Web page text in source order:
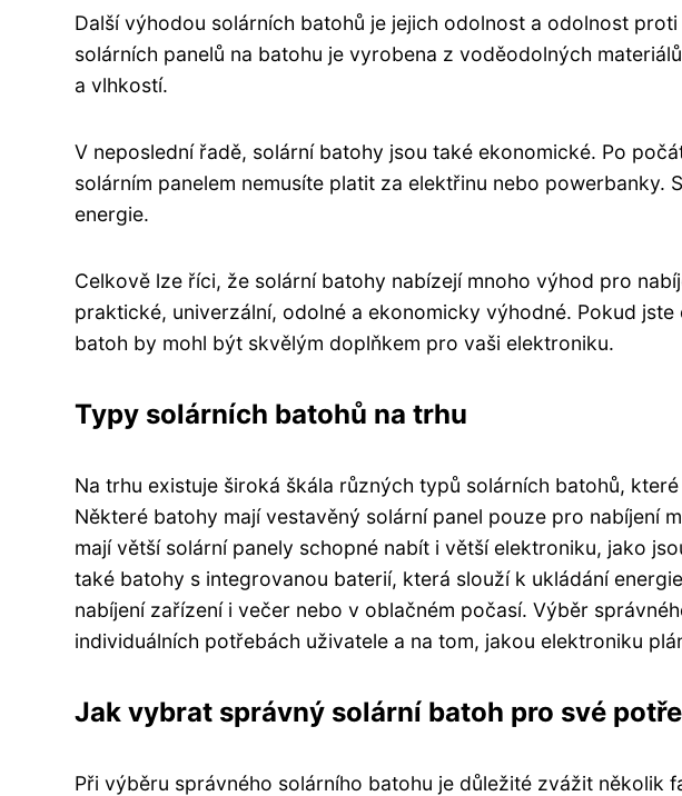
Další výhodou solárních batohů je jejich odolnost a odolnost
solárních panelů na batohu je vyrobena z voděodolných
a vlhkostí.
V neposlední řadě, solární batohy jsou také ekonomické. Po
solárním panelem nemusíte platit za elektřinu nebo powerbanky.
energie.
Celkově lze říci, že solární batohy nabízejí mnoho výhod pro
praktické, univerzální, odolné a ekonomicky výhodné. Pokud
batoh by mohl být skvělým doplňkem pro vaši elektroniku.
Typy solárních batohů na trhu
Na trhu existuje široká škála různých typů solárních batohů,
Některé batohy mají vestavěný solární panel pouze pro nabíjení
mají větší solární panely schopné nabít i větší elektroniku, jako
také batohy s integrovanou baterií, která slouží k ukládání
nabíjení zařízení i večer nebo v oblačném počasí. Výběr
individuálních potřebách uživatele a na tom, jakou elektroniku
Jak vybrat správný solární batoh pro své
Při výběru správného solárního batohu je důležité zvážit několik